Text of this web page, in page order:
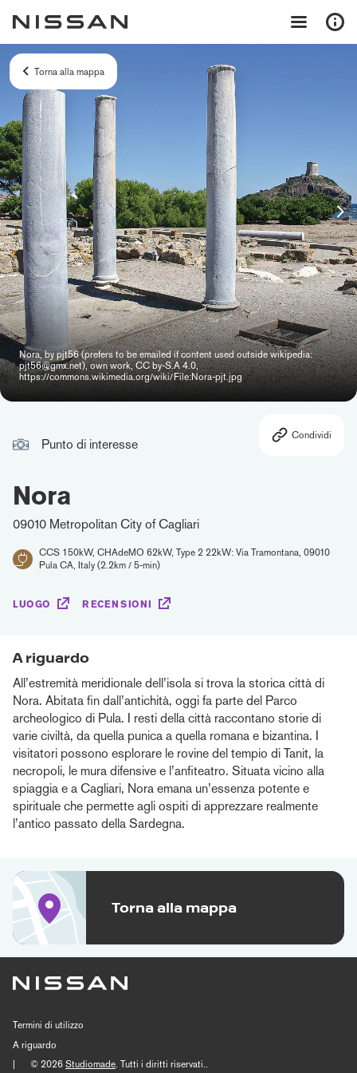
Punto di interesse
Condividi
Nora
09010 Metropolitan City of Cagliari
CCS 150kW, CHAdeMO 62kW, Type 2 22kW: Via Tramontana, 09010
Pula CA, Italy (2.2km / 5-min)
LUOGO RECENSIONI
A riguardo
All’estremità meridionale dell’isola si trova la storica città di
Nora. Abitata fin dall’antichità, oggi fa parte del Parco
archeologico di Pula. I resti della città raccontano storie di
varie civiltà, da quella punica a quella romana e bizantina. I
visitatori possono esplorare le rovine del tempio di Tanit, la
necropoli, le mura difensive e l’anfiteatro. Situata vicino alla
spiaggia e a Cagliari, Nora emana un’essenza potente e
spirituale che permette agli ospiti di apprezzare realmente
l’antico passato della Sardegna.
Torna alla mappa
Torna alla mappa
Nora, by pjt56 (prefers to be emailed if content used outside wikipedia:
pjt56@gmx.net), own work, CC by-S.A 4.0,
https://commons.wikimedia.org/wiki/File:Nora-pjt.jpg
Termini di utilizzo
A riguardo
|
© 2026Studiomade. Tutti i diritti riservati..